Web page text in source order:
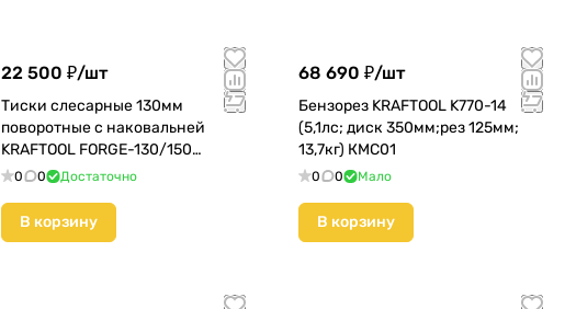
22 500 ₽/шт
Тиски слесарные 130мм
поворотные с наковальней
KRAFTOOL FORGE-130/150
(32700-150) КМС01
0 0 Достаточно
В корзину
68 690 ₽/шт
Бензорез KRAFTOOL K770-14
(5,1лс; диск 350мм;рез 125мм;
13,7кг) КМС01
0 0 Мало
В корзину